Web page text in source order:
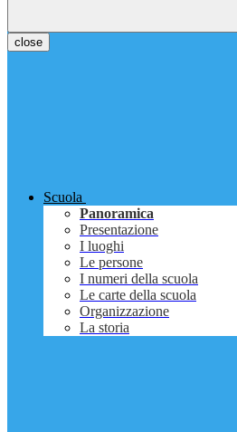
close
Scuola
Panoramica
Presentazione
I luoghi
Le persone
I numeri della scuola
Le carte della scuola
Organizzazione
La storia